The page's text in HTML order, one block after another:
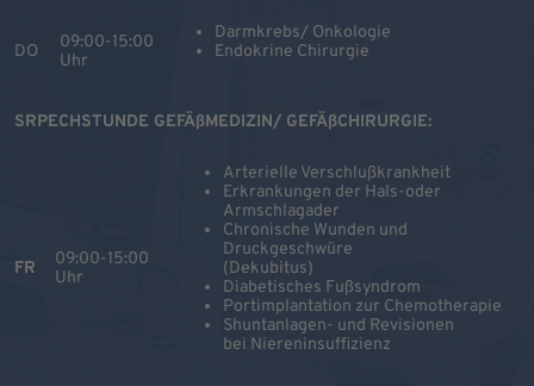
DO
09:00-15:00
Uhr
Darmkrebs/ Onkologie
Endokrine Chirurgie
SRPECHSTUNDE GEFÄßMEDIZIN/ GEFÄßCHIRURGIE:
FR
09:00-15:00
Uhr
Arterielle Verschlußkrankheit
Erkrankungen der Hals-oder
Armschlagader
Chronische Wunden und
Druckgeschwüre
(Dekubitus)
Diabetisches Fußsyndrom
Portimplantation zur Chemotherapie
Shuntanlagen- und Revisionen
bei Niereninsuffizienz